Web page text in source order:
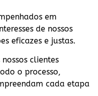
em
de nossos
eficazes e justas.
clientes
o processo,
cada etapa